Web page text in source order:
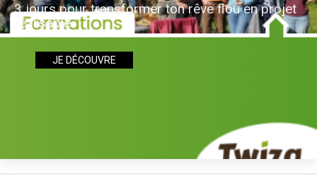
3 jours pour transformer ton rêve flou en projet
réalisable
JE DÉCOUVRE